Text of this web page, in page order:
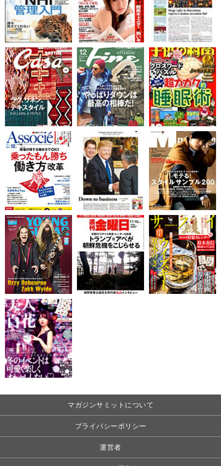
マガジンサミットについて
プライバシーポリシー
運営者